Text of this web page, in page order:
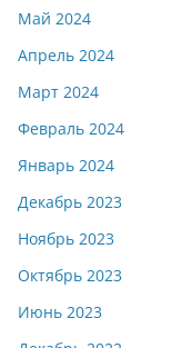
Май 2024
Апрель 2024
Март 2024
Февраль 2024
Январь 2024
Декабрь 2023
Ноябрь 2023
Октябрь 2023
Июнь 2023